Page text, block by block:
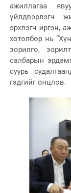
ажиллагаа
үйлдвэрлэгч
эрхлэгч иргэн,
хөтөлбөр нь
зорилго,
салбарын
суурь
гэдгийг онцлов.